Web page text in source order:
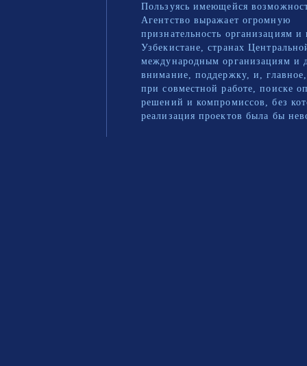
Пользуясь имеющейся
Агентство выражает огромную
признательность организациям и
Узбекистане, странах
международным организациям и
внимание, поддержку, и,
при совместной работе, поиске
решений и компромиссов, без
реализация проектов была бы